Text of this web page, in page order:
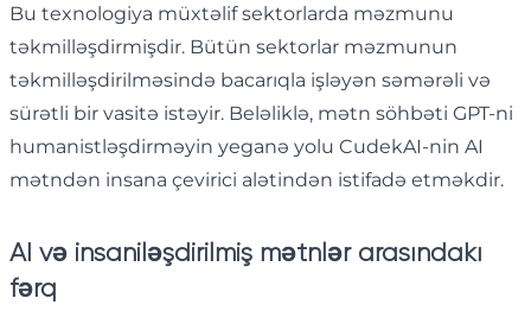
Bu texnologiya müxtəlif sektorlarda məzmunu
təkmilləşdirmişdir. Bütün sektorlar məzmunun
təkmilləşdirilməsində bacarıqla işləyən səmərəli və
sürətli bir vasitə istəyir. Beləliklə, mətn söhbəti GPT-ni
humanistləşdirməyin yeganə yolu CudekAI-nin AI
mətndən insana çevirici alətindən istifadə etməkdir.
AI və insaniləşdirilmiş mətnlər arasındakı
fərq